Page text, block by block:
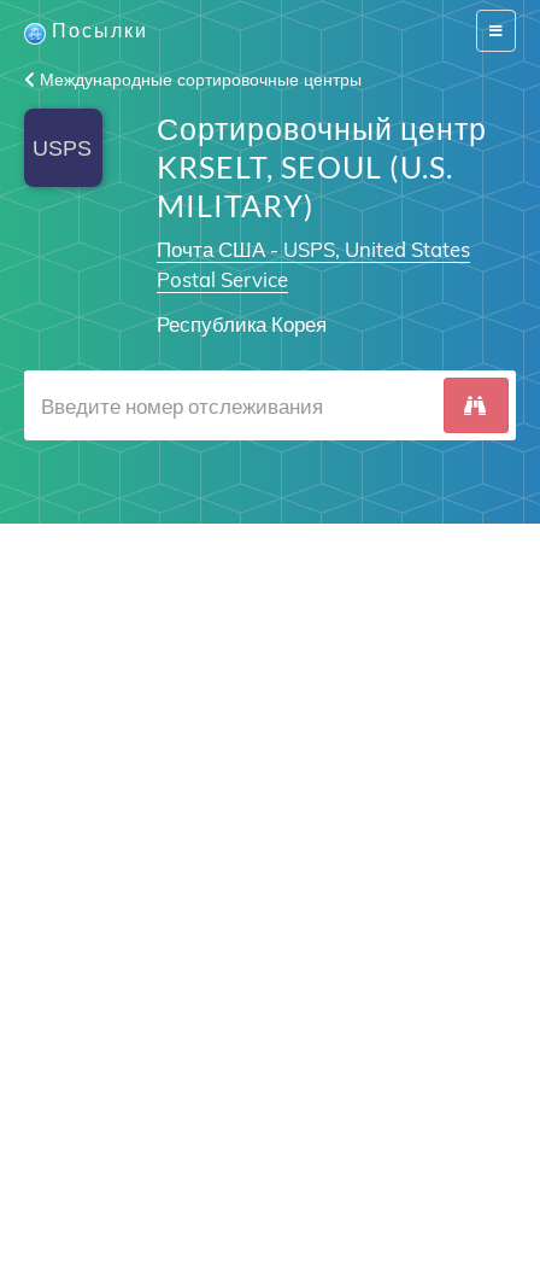
Switch
Посылки
Международные сортировочные центры
Сортировочный центр
KRSELT, SEOUL (U.S.
MILITARY)
Почта США - USPS, United States
Postal Service
Республика Корея